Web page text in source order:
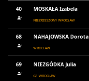
40 MOSKAŁA Izabela
NIEZRZESZONY WROCŁAW
68 NAHAJOWSKA Dorota
WROCLAW
69 NIEZGÓDKA Julia
G1 WROCŁAW